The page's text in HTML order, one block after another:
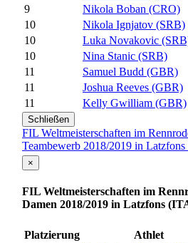
9
Nikola Boban (CRO)
10
Nikola Ignjatov (SRB)
10
Luka Novakovic
10
Nina Stanic (SRB)
11
Samuel Budd (GBR)
11
Joshua Reeves (GBR)
11
Kelly Gwilliam (GBR)
Schließen
FIL Weltmeisterschaften im
Teambewerb 2018/2019 in
×
FIL Weltmeisterschaften im
Damen 2018/2019 in Latzfons
Platzierung
Athlet